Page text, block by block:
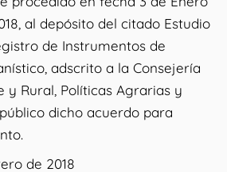
al depósito del citado Estudio
de Instrumentos de
adscrito a la Consejería
y Rural, Políticas Agrarias y
dicho acuerdo para
de 2018